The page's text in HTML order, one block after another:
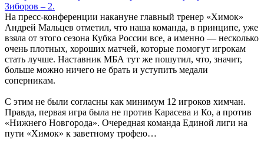
Зиборов – 2.
На пресс-конференции накануне главный тренер «Химок»
Андрей Мальцев отметил, что наша команда, в принципе, уже
взяла от этого сезона Кубка России все, а именно — несколько
очень плотных, хороших матчей, которые помогут игрокам
стать лучше. Наставник МБА тут же пошутил, что, значит,
больше можно ничего не брать и уступить медали
соперникам.
С этим не были согласны как минимум 12 игроков химчан.
Правда, первая игра была не против Карасева и Ко, а против
«Нижнего Новгорода». Очередная команда Единой лиги на
пути «Химок» к заветному трофею…